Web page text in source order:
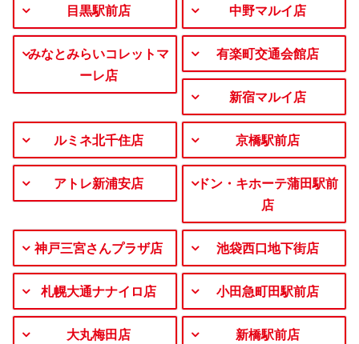
目黒駅前店 中野マルイ店
みなとみらいコレットマ
ーレ店
有楽町交通会館店
新宿マルイ店
ルミネ北千住店 京橋駅前店
アトレ新浦安店
ドン・キホーテ蒲田駅前
店
神戸三宮さんプラザ店 池袋西口地下街店
札幌大通ナナイロ店 小田急町田駅前店
大丸梅田店 新橋駅前店